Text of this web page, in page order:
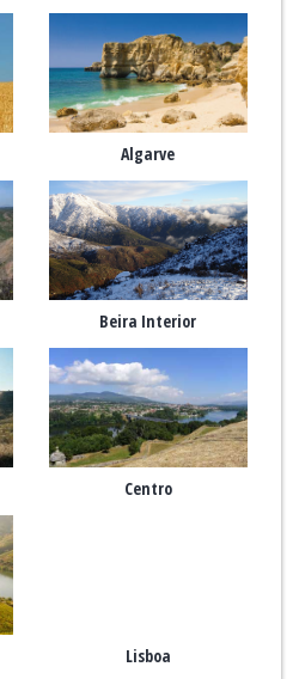
Algarve
Beira Interior
Centro
Lisboa